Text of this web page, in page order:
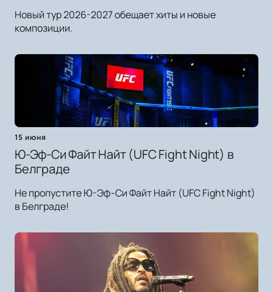
Новый тур 2026-2027 обещает хиты и новые
композиции.
15 июня
Ю-Эф-Си Файт Найт (UFC Fight Night) в
Белграде
Не пропустите Ю-Эф-Си Файт Найт (UFC Fight Night)
в Белграде!